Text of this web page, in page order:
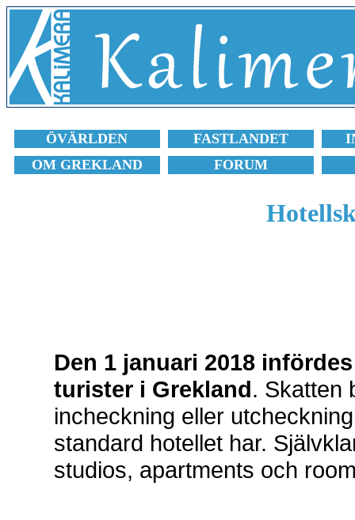
ÖVÄRLDEN FASTLANDET
OM GREKLAND
FORUM
Den 1 januari 2018
turister i Grekland. Skatten
incheckning eller
standard hotellet har.
studios, apartments och